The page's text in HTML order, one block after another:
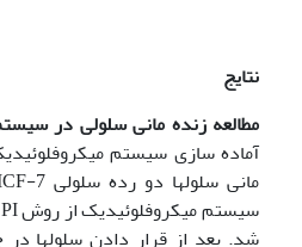
نتایج
مطالعه زنده مانی سلولی در
آماده سازی سیستم
شد. بعد از قرار دادن سلولها